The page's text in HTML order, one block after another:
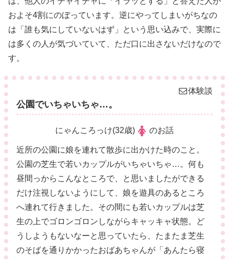
およそ4割にのぼっています。逆にやってしまいがちなの
は「誰も気にしていないはず」という思い込みで、実際に
は多くの人が気づいていて、ただ口に出さないだけなので
す。
体験談
公園でいちゃいちゃ…。
にゃんころっけ(32歳) のお話
近所の公園に娘を連れて散歩に出かけた時のこと。
公園の芝生で若いカップルがいちゃいちゃ…。何も
昼間っからこんなところで、と思いましたができる
だけ注視しないようにして、娘を遊具のあるところ
へ連れて行きました。その間にも若いカップルは芝
生の上でゴロンゴロンしながらキャッキャ状態。ど
うしようもないなーと思っていたら、たまたま芝生
のそばを通りかかったおばあちゃんが「あんたら寝